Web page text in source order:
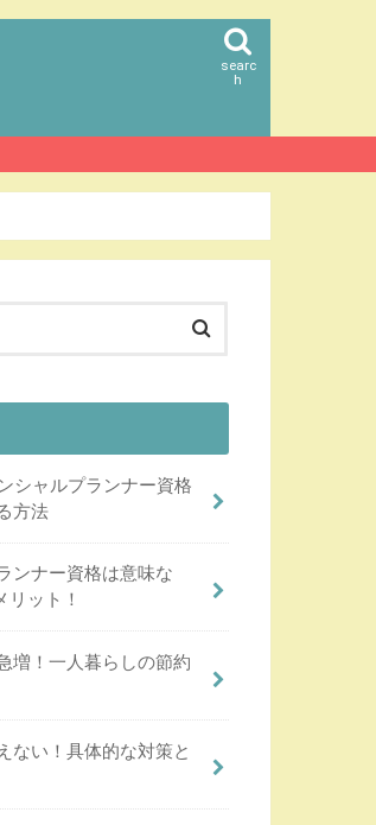
searc
h
シャルプランナー資格
方法
ンナー資格は意味な
リット！
増！一人暮らしの節約
ない！具体的な対策と